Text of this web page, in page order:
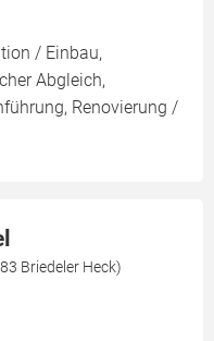
/ Einbau,
Abgleich,
Renovierung /
Briedeler Heck)